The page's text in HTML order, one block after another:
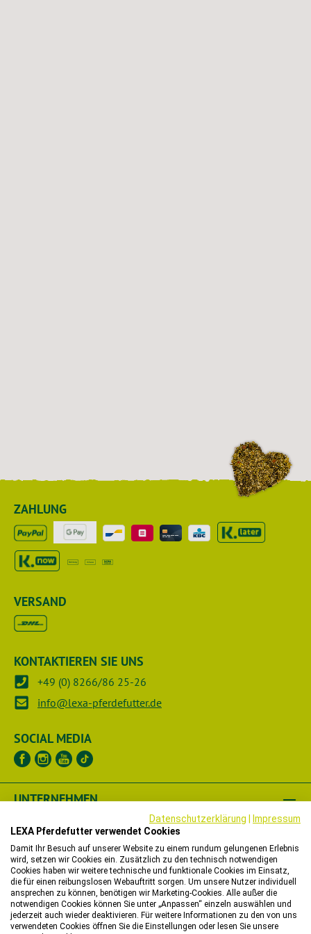
ZAHLUNG
VERSAND
KONTAKTIEREN SIE UNS
+49 (0) 8266/86 25-26
info@lexa-pferdefutter.de
SOCIAL MEDIA
UNTERNEHMEN
RECHTLICHES
HÄNDLER
WIR HELFEN IHNEN
Bitte beachten Sie, dass wir in unserem Onlineshop nur
Datenschutzerklärung
Impressum
LEXA Pferdefutter verwendet Cookies
Damit Ihr Besuch auf unserer Website zu einem rundum gelungenen Erlebnis
wird, setzen wir Cookies ein. Zusätzlich zu den technisch notwendigen
Cookies haben wir weitere technische und funktionale Cookies im Einsatz,
die für einen reibungslosen Webauftritt sorgen. Um unsere Nutzer individuell
ansprechen zu können, benötigen wir Marketing-Cookies. Alle außer die
notwendigen Cookies können Sie unter „Anpassen“ einzeln auswählen und
jederzeit auch wieder deaktivieren. Für weitere Informationen zu den von uns
verwendeten Cookies öffnen Sie die Einstellungen oder lesen Sie unsere